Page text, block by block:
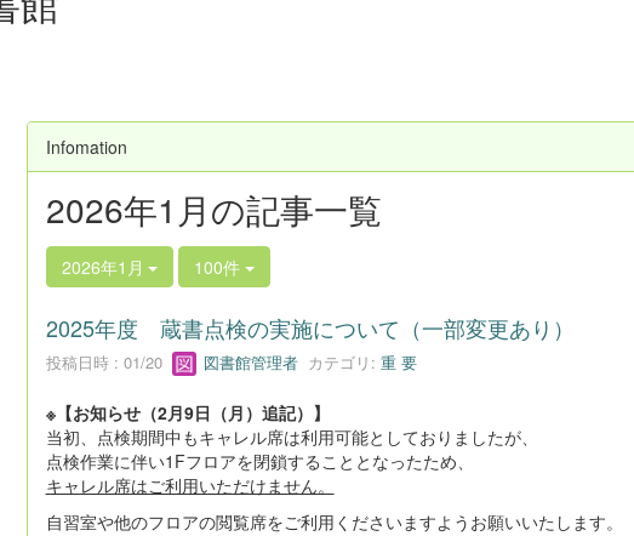
Infomation
2026年1月の記事一覧
2026年1月 100件
2025年度 蔵書点検の実施について（一部変更あり）
投稿日時 : 01/20 図書館管理者カテゴリ: 重 要
※【お知らせ（2月9日（月）追記）】
当初、点検期間中もキャレル席は利用可能としておりましたが、
点検作業に伴い1Fフロアを閉鎖することとなったため、
キャレル席はご利用いただけません。
自習室や他のフロアの閲覧席をご利用くださいますようお願いいたします。